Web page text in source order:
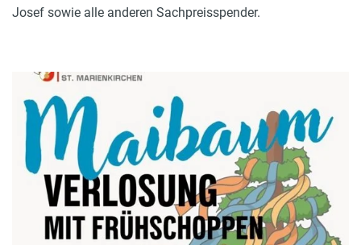
Josef sowie alle anderen Sachpreisspender.